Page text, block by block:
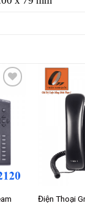
Add to
Điện Thoại